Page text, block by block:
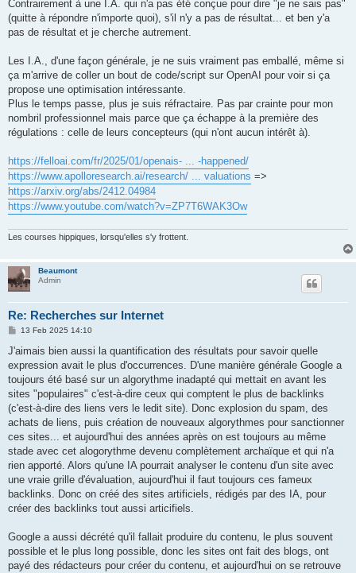
Contrairement à une I.A. qui n'a pas été conçue pour dire "je ne sais pas"
(quitte à répondre n'importe quoi), s'il n'y a pas de résultat... et ben y'a
pas de résultat et je cherche autrement.
Les I.A., d'une façon générale, je ne suis vraiment pas emballé, même si
ça m'arrive de coller un bout de code/script sur OpenAI pour voir si ça
propose une optimisation intéressante.
Plus le temps passe, plus je suis réfractaire. Pas par crainte pour mon
nombril professionnel mais parce que ça échappe à la première des
régulations : celle de leurs concepteurs (qui n'ont aucun intérêt à).
https://felloai.com/fr/2025/01/openais- ... -happened/
https://www.apolloresearch.ai/research/ ... valuations =>
https://arxiv.org/abs/2412.04984
https://www.youtube.com/watch?v=ZP7T6WAK3Ow
Les courses hippiques, lorsqu'elles s'y frottent.
Beaumont
Admin
Re: Recherches sur Internet
P
s
13 Feb 2025 14:10
J'aimais bien aussi la quantification des résultats pour savoir quelle
expression avait le plus d'occurrences. D'une manière générale Google a
toujours été basé sur un algorythme inadapté qui mettait en avant les
sites "populaires" c'est-à-dire ceux qui comptent le plus de backlinks
(c'est-à-dire des liens vers le ledit site). Donc explosion du spam, des
achats de liens, puis création de nouveaux algorythmes pour sanctionner
ces sites... et aujourd'hui des années après on est toujours au même
stade avec cet alogorythme devenu complètement archaïque et qui n'a
rien apporté. Alors qu'une IA pourrait analyser le contenu d'un site avec
une vraie grille d'évaluation, aujourd'hui il faut toujours ces fameux
backlinks. Donc on créé des sites artificiels, rédigés par des IA, pour
créer des backlinks tout aussi articifiels.
Google a aussi décrété qu'il fallait produire du contenu, le plus souvent
possible et le plus long possible, donc les sites ont fait des blogs, ont
payé des rédacteurs pour créer du contenu, et aujourd'hui on se retrouve